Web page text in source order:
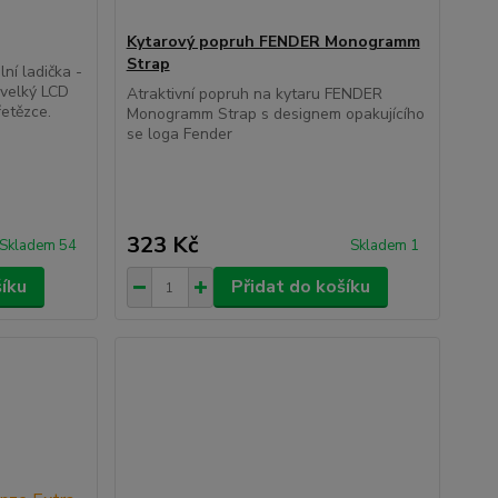
ladička -
LCD
54
Kytarový popruh FENDER Monogramm
Strap
Atraktivní popruh na kytaru FENDER
Monogramm Strap s designem opakujícího
se loga Fender
323 Kč Skladem 1
Přidat do košíku